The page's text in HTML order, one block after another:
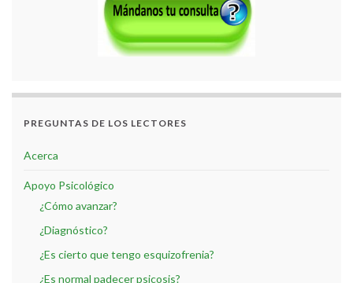
PREGUNTAS DE LOS LECTORES
Acerca
Apoyo Psicológico
¿Cómo avanzar?
¿Diagnóstico?
¿Es cierto que tengo esquizofrenia?
¿Es normal padecer psicosis?